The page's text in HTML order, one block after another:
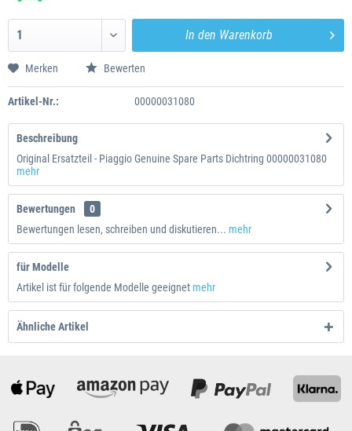
In den Warenkorb
Merken Bewerten
Artikel-Nr.: 00000031080
Beschreibung
Original Ersatzteil - Piaggio Genuine Spare Parts Dichtring 00000031080
mehr
Bewertungen
0
Bewertungen lesen, schreiben und diskutieren... mehr
für Modelle
Artikel ist für folgende Modelle geeignet mehr
Ähnliche Artikel